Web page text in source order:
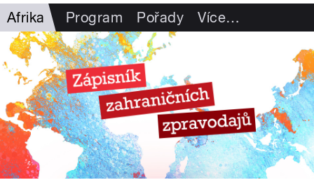
Afrika Program Pořady Více…